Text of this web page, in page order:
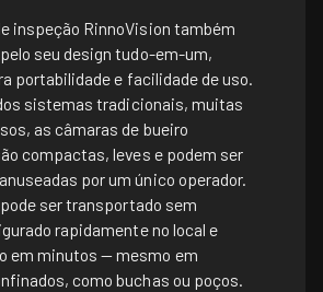
inspeção RinnoVision também
seu design tudo-em-um,
portabilidade e facilidade de uso.
sistemas tradicionais, muitas
as câmaras de bueiro
compactas, leves e podem ser
por um único operador.
ser transportado sem
rapidamente no local e
em minutos — mesmo em
como buchas ou poços.